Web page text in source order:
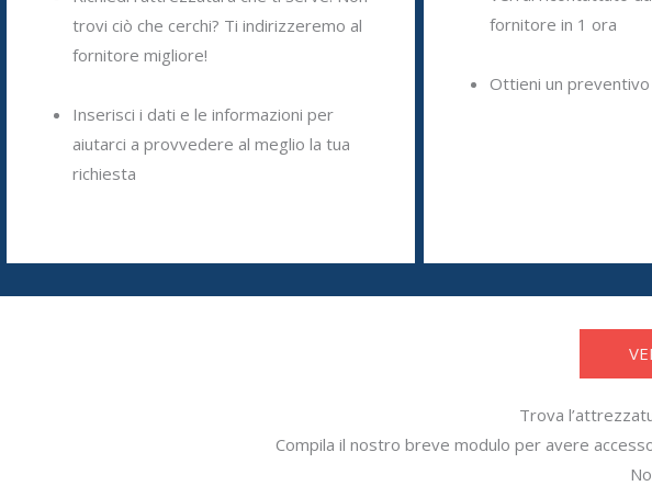
trovi ciò che cerchi? Ti indirizzeremo al
fornitore migliore!
Inserisci i dati e le informazioni per
aiutarci a provvedere al meglio la tua
richiesta
fornitore in 1 ora
Ottieni un
Trova
Compila il nostro breve modulo per avere